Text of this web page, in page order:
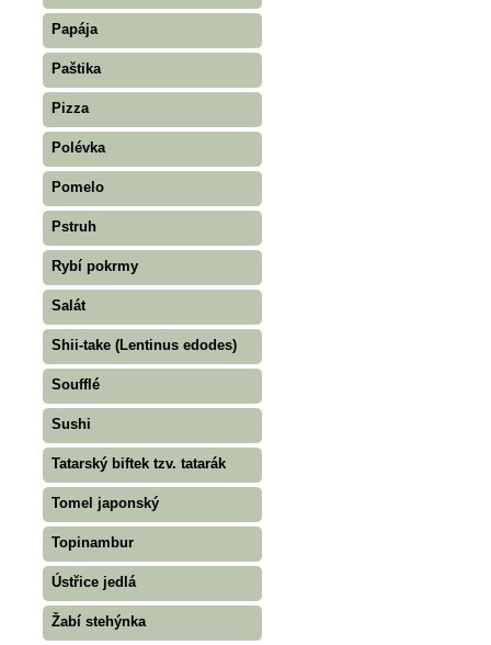
Papája
Paštika
Pizza
Polévka
Pomelo
Pstruh
Rybí pokrmy
Salát
Shii-take (Lentinus edodes)
Soufflé
Sushi
Tatarský biftek tzv. tatarák
Tomel japonský
Topinambur
Ústřice jedlá
Žabí stehýnka